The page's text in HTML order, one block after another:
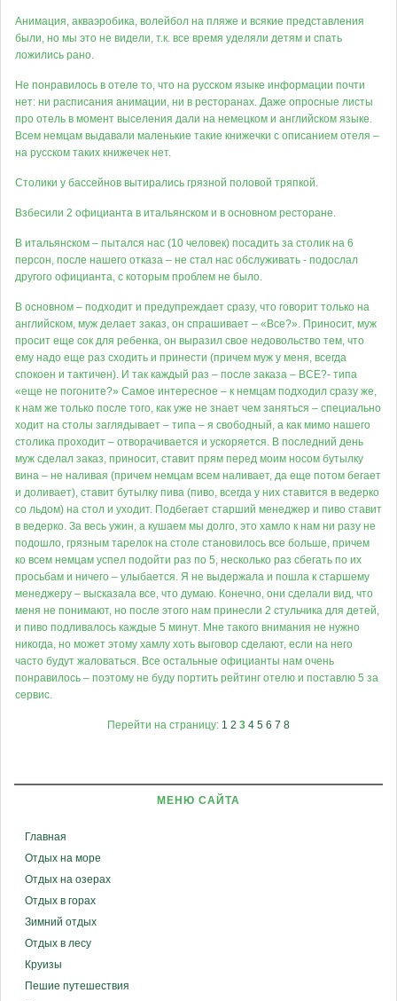
Анимация, акваэробика, волейбол на пляже и всякие представления
были, но мы это не видели, т.к. все время уделяли детям и спать
ложились рано.
Не понравилось в отеле то, что на русском языке информации почти
нет: ни расписания анимации, ни в ресторанах. Даже опросные листы
про отель в момент выселения дали на немецком и английском языке.
Всем немцам выдавали маленькие такие книжечки с описанием отеля –
на русском таких книжечек нет.
Столики у бассейнов вытирались грязной половой тряпкой.
Взбесили 2 официанта в итальянском и в основном ресторане.
В итальянском – пытался нас (10 человек) посадить за столик на 6
персон, после нашего отказа – не стал нас обслуживать - подослал
другого официанта, с которым проблем не было.
В основном – подходит и предупреждает сразу, что говорит только на
английском, муж делает заказ, он спрашивает – «Все?». Приносит, муж
просит еще сок для ребенка, он выразил свое недовольство тем, что
ему надо еще раз сходить и принести (причем муж у меня, всегда
спокоен и тактичен). И так каждый раз – после заказа – ВСЕ?- типа
«еще не погоните?» Самое интересное – к немцам подходил сразу же,
к нам же только после того, как уже не знает чем заняться – специально
ходит на столы заглядывает – типа – я свободный, а как мимо нашего
столика проходит – отворачивается и ускоряется. В последний день
муж сделал заказ, приносит, ставит прям перед моим носом бутылку
вина – не наливая (причем немцам всем наливает, да еще потом бегает
и доливает), ставит бутылку пива (пиво, всегда у них ставится в ведерко
со льдом) на стол и уходит. Подбегает старший менеджер и пиво ставит
в ведерко. За весь ужин, а кушаем мы долго, это хамло к нам ни разу не
подошло, грязным тарелок на столе становилось все больше, причем
ко всем немцам успел подойти раз по 5, несколько раз сбегать по их
просьбам и ничего – улыбается. Я не выдержала и пошла к старшему
менеджеру – высказала все, что думаю. Конечно, они сделали вид, что
меня не понимают, но после этого нам принесли 2 стульчика для детей,
и пиво подливалось каждые 5 минут. Мне такого внимания не нужно
никогда, но может этому хамлу хоть выговор сделают, если на него
часто будут жаловаться. Все остальные официанты нам очень
понравилось – поэтому не буду портить рейтинг отелю и поставлю 5 за
сервис.
Перейти на страницу: 1 2 3 4 5 6 7 8
МЕНЮ САЙТА
Главная
Отдых на море
Отдых на озерах
Отдых в горах
Зимний отдых
Отдых в лесу
Круизы
Пешие путешествия